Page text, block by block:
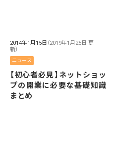
2014年1月15日 （2019年1月25日 更
新）
ニュース
【初心者必見】ネットショッ
プの開業に必要な基礎知識
まとめ